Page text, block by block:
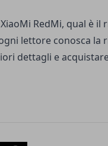
vs XiaoMi
lettore conosca la
dettagli e acquistare